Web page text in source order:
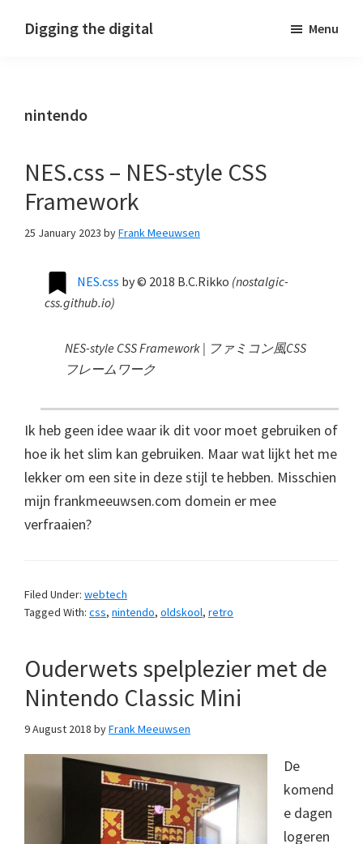
Digging the digital Menu
nintendo
NES.css – NES-style CSS
Framework
25 January 2023 byFrank Meeuwsen
NES.css by© 2018 B.C.Rikko (nostalgic-
css.github.io)
NES-style CSS Framework | ファミコン風CSS
フレームワーク
Ik heb geen idee waar ik dit voor moet gebruiken of
hoe ik het slim kan gebruiken. Maar wat lijkt het me
lekker om een site in deze stijl te hebben. Misschien
mijn frankmeeuwsen.com domein er mee
verfraaien?
Filed Under: webtech
Tagged With: css, nintendo, oldskool, retro
Ouderwets spelplezier met de
Nintendo Classic Mini
9 August 2018 byFrank Meeuwsen
De
komend
e dagen
logeren